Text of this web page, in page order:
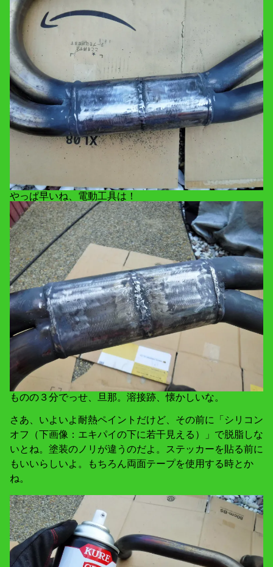
やっぱ早いね、電動工具は！
ものの３分でっせ、旦那。溶接跡、懐かしいな。
さあ、いよいよ耐熱ペイントだけど、その前に「シリコン
オフ（下画像：エキパイの下に若干見える）」で脱脂しな
いとね。塗装のノリが違うのだよ。ステッカーを貼る前に
もいいらしいよ。もちろん両面テープを使用する時とか
ね。